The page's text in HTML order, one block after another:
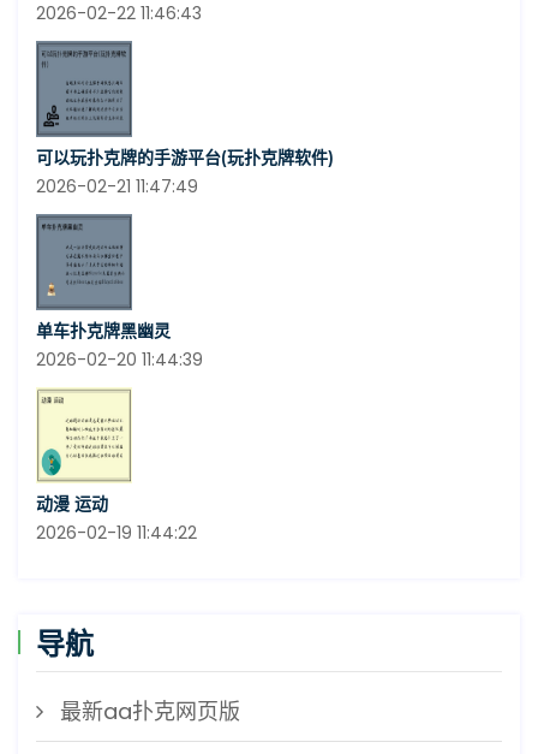
2026-02-22 11:46:43
可以玩扑克牌的手游平台(玩扑克牌软件)
2026-02-21 11:47:49
单车扑克牌黑幽灵
2026-02-20 11:44:39
动漫 运动
2026-02-19 11:44:22
导航
最新aa扑克网页版